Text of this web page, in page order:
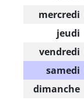
mercredi
jeudi
vendredi
samedi
dimanche